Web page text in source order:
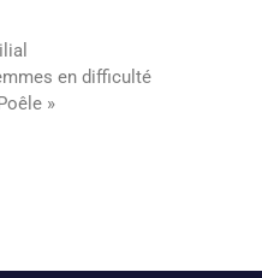
en difficulté
»